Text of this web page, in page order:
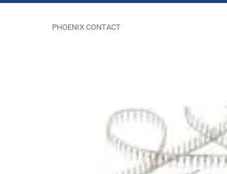
PHOENIX CONTACT